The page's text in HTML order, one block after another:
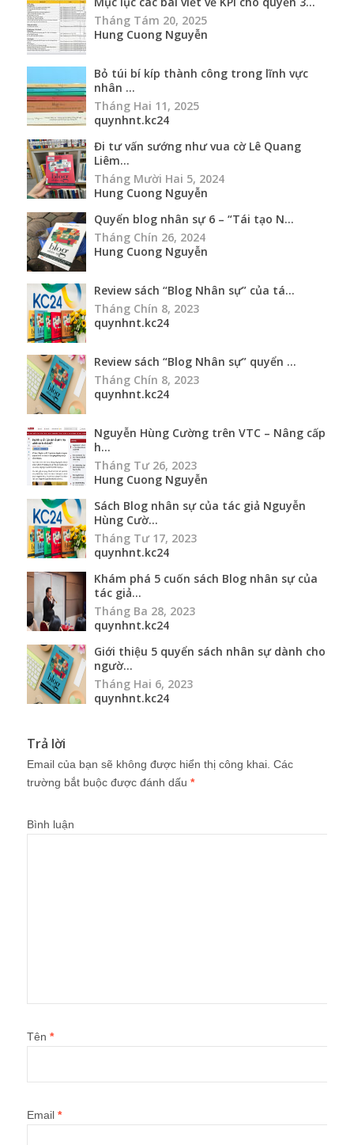
Tháng Tám 20, 2025
Hung Cuong Nguyễn
Bỏ túi bí kíp thành công trong lĩnh vực
nhân ...
Tháng Hai 11, 2025
quynhnt.kc24
Đi tư vấn sướng như vua cờ Lê Quang
Liêm...
Tháng Mười Hai 5, 2024
Hung Cuong Nguyễn
Quyển blog nhân sự 6 – “Tái tạo N...
Tháng Chín 26, 2024
Hung Cuong Nguyễn
Review sách “Blog Nhân sự” của tá...
Tháng Chín 8, 2023
quynhnt.kc24
Review sách “Blog Nhân sự” quyển ...
Tháng Chín 8, 2023
quynhnt.kc24
Nguyễn Hùng Cường trên VTC – Nâng cấp
h...
Tháng Tư 26, 2023
Hung Cuong Nguyễn
Sách Blog nhân sự của tác giả Nguyễn
Hùng Cườ...
Tháng Tư 17, 2023
quynhnt.kc24
Khám phá 5 cuốn sách Blog nhân sự của
tác giả...
Tháng Ba 28, 2023
quynhnt.kc24
Giới thiệu 5 quyển sách nhân sự dành cho
ngườ...
Tháng Hai 6, 2023
quynhnt.kc24
Trả lời
Email của bạn sẽ không được hiển thị công khai. Các
trường bắt buộc được đánh dấu *
Bình luận
Tên *
Email *